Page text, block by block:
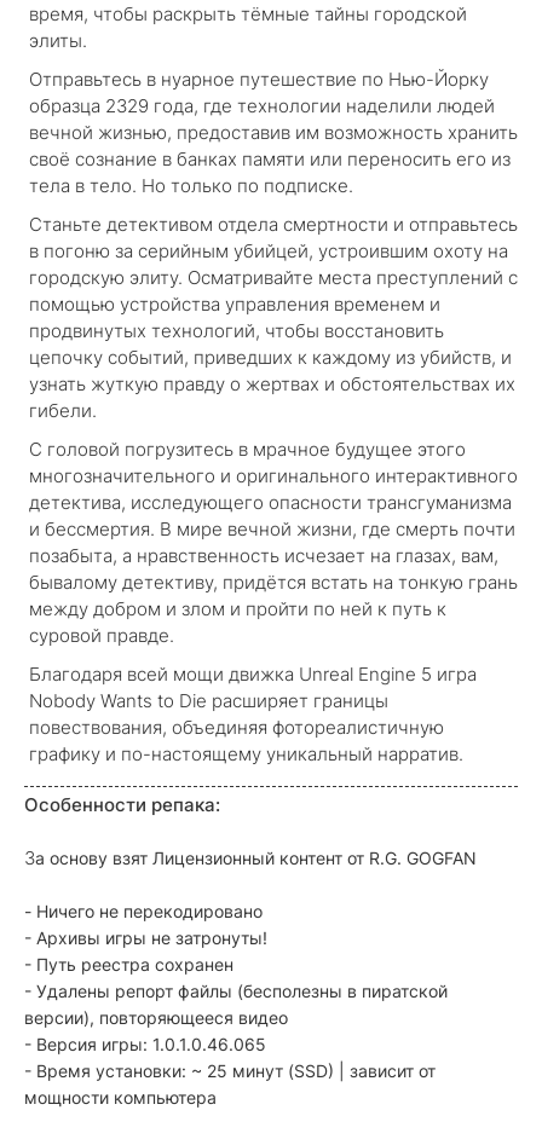
время, чтобы раскрыть тёмные тайны городской
элиты.
Отправьтесь в нуарное путешествие по Нью-Йорку
образца 2329 года, где технологии наделили людей
вечной жизнью, предоставив им возможность хранить
своё сознание в банках памяти или переносить его из
тела в тело. Но только по подписке.
Станьте детективом отдела смертности и отправьтесь
в погоню за серийным убийцей, устроившим охоту на
городскую элиту. Осматривайте места преступлений с
помощью устройства управления временем и
продвинутых технологий, чтобы восстановить
цепочку событий, приведших к каждому из убийств, и
узнать жуткую правду о жертвах и обстоятельствах их
гибели.
С головой погрузитесь в мрачное будущее этого
многозначительного и оригинального интерактивного
детектива, исследующего опасности трансгуманизма
и бессмертия. В мире вечной жизни, где смерть почти
позабыта, а нравственность исчезает на глазах, вам,
бывалому детективу, придётся встать на тонкую грань
между добром и злом и пройти по ней к путь к
суровой правде.
Благодаря всей мощи движка Unreal Engine 5 игра
Nobody Wants to Die расширяет границы
повествования, объединяя фотореалистичную
графику и по-настоящему уникальный нарратив.
Особенности репака:
За основу взят Лицензионный контент от R.G. GOGFAN
- Ничего не перекодировано
- Архивы игры не затронуты!
- Путь реестра сохранен
- Удалены репорт файлы (бесполезны в пиратской
версии), повторяющееся видео
- Версия игры: 1.0.1.0.46.065
- Время установки: ~ 25 минут (SSD) | зависит от
мощности компьютера